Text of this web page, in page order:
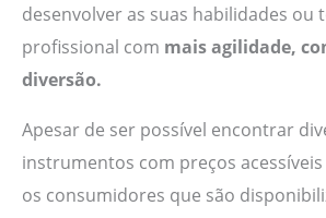
desenvolver as suas habilidades ou
profissional com mais agilidade,
diversão.
Apesar de ser possível encontrar
instrumentos com preços
os consumidores que são